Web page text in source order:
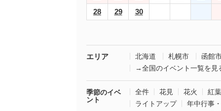
28
29 30
エリア 北海道 札幌市
函館
→全国のイベント一覧を見
季節のイベ
ント
全件 花見 花火
紅葉
ライトアップ
年中行事